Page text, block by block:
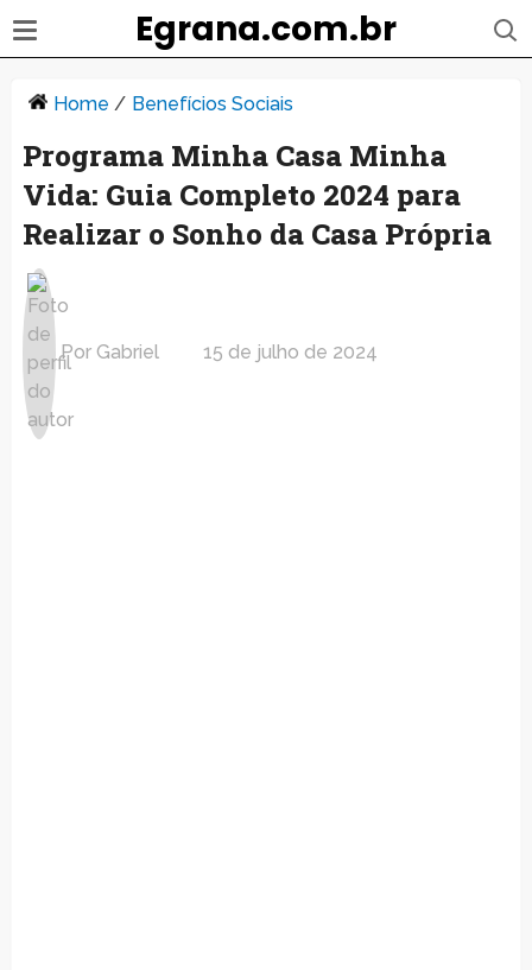
Egrana.com.br
Home / Benefícios Sociais
Programa Minha Casa Minha
Vida: Guia Completo 2024 para
Realizar o Sonho da Casa Própria
Por Gabriel 15 de julho de 2024